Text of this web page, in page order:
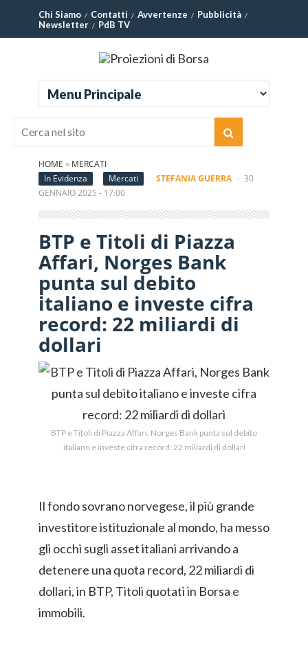
Chi Siamo Contatti Avvertenze
Pubblicità
Newsletter
PdB TV
HOME » MERCATI
In Evidenza
Mercati STEFANIA GUERRA - 30
GENNAIO 2025 - 17:00
BTP e Titoli di Piazza
Affari, Norges Bank
punta sul debito
italiano e investe cifra
record: 22 miliardi di
dollari
BTP e Titoli di Piazza Affari, Norges Bank punta sul debito
italiano e investe cifra record: 22 miliardi di dollari
Il fondo sovrano norvegese, il più grande
investitore istituzionale al mondo, ha messo
gli occhi sugli asset italiani arrivando a
detenere una quota record, 22 miliardi di
dollari, in BTP, Titoli quotati in Borsa e
immobili.